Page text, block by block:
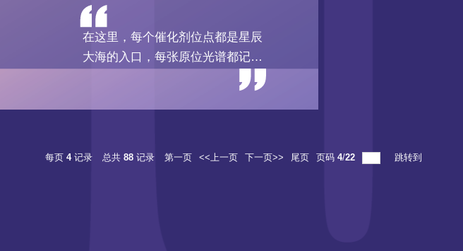
在这里，每个催化剂位点都是星辰
大海的入口，每张原位光谱都记录
着分子尺度的时空旅行。让我们用
每页4记录 总共88 记录 第一页 <<上一页 下一页>> 尾页 页码4/22 跳转到